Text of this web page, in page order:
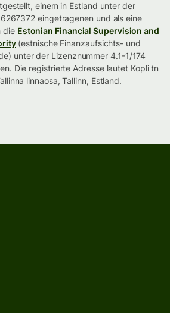
einem in Estland unter der
eingetragenen und als eine
die Estonian Financial Supervision and
(estnische Finanzaufsichts- und
unter der Lizenznummer 4.1-1/174
Die registrierte Adresse lautet Kopli tn
linnaosa, Tallinn, Estland.